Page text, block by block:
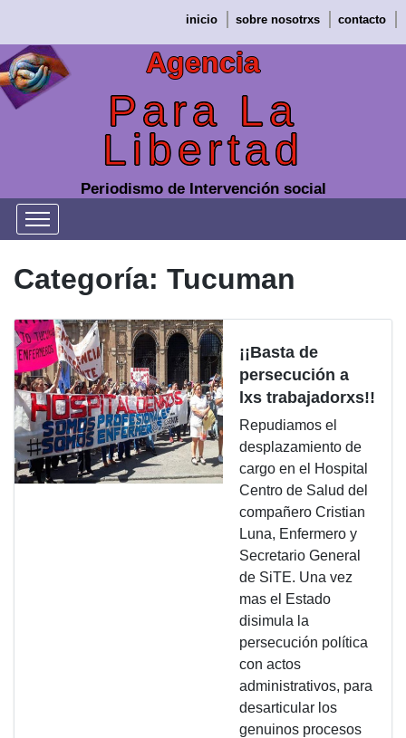
contenido
inicio sobre nosotrxs contacto
Agencia
Para La
Libertad
Periodismo de Intervención social
Categoría: Tucuman
¡¡Basta de
persecución a
lxs trabajadorxs!!
Repudiamos el
desplazamiento de
cargo en el Hospital
Centro de Salud del
compañero Cristian
Luna, Enfermero y
Secretario General
de SiTE. Una vez
mas el Estado
disimula la
persecución política
con actos
administrativos, para
desarticular los
genuinos procesos